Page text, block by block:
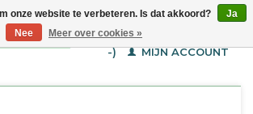
WINKELWAGEN (€--,-
-)
MIJN ACCOUNT
onze website te verbeteren. Is dat akkoord?
Ja
Nee
Meer over cookies »